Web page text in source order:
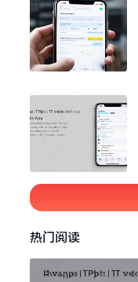
热门阅读